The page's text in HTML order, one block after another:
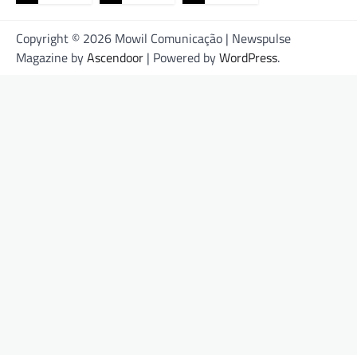
Copyright © 2026 Mowil Comunicação | Newspulse
Magazine byAscendoor | Powered byWordPress.